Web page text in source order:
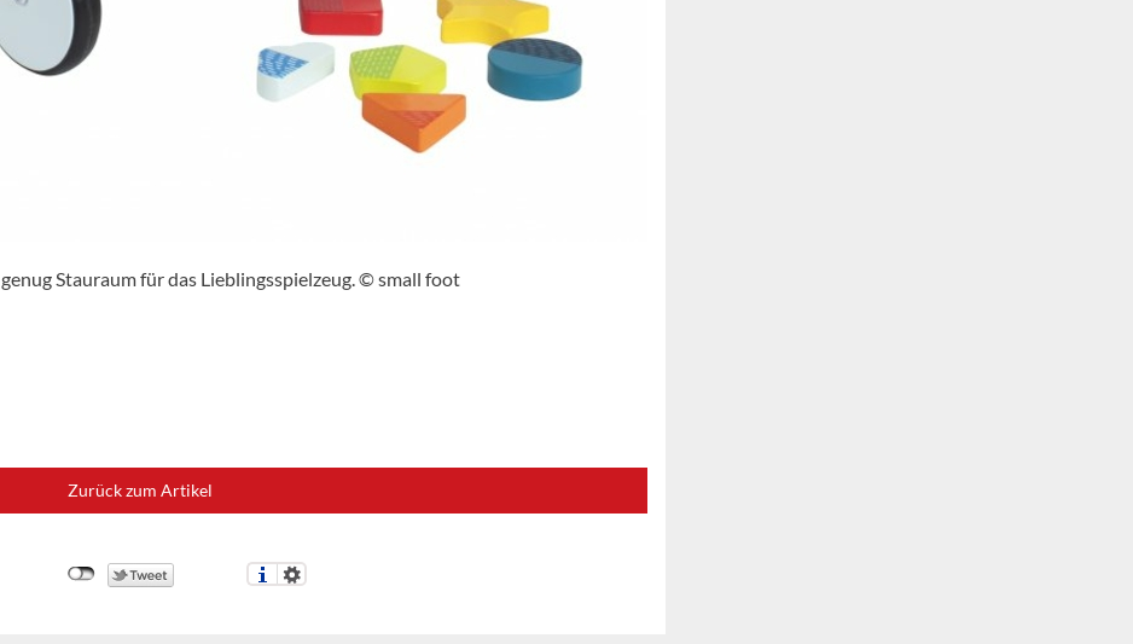
Stauraum für das Lieblingsspielzeug. © small foot
Zurück zum Artikel